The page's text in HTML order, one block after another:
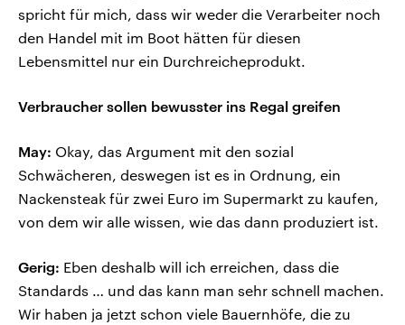
spricht für mich, dass wir weder die Verarbeiter noch
den Handel mit im Boot hätten für diesen
Lebensmittel nur ein Durchreicheprodukt.
Verbraucher sollen bewusster ins Regal greifen
May: Okay, das Argument mit den sozial
Schwächeren, deswegen ist es in Ordnung, ein
Nackensteak für zwei Euro im Supermarkt zu kaufen,
von dem wir alle wissen, wie das dann produziert ist.
Gerig: Eben deshalb will ich erreichen, dass die
Standards … und das kann man sehr schnell machen.
Wir haben ja jetzt schon viele Bauernhöfe, die zu